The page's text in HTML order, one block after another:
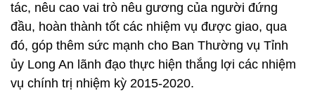
tác, nêu cao vai trò nêu gương của người đứng
đầu, hoàn thành tốt các nhiệm vụ được giao, qua
đó, góp thêm sức mạnh cho Ban Thường vụ Tỉnh
ủy Long An lãnh đạo thực hiện thắng lợi các nhiệm
vụ chính trị nhiệm kỳ 2015-2020.